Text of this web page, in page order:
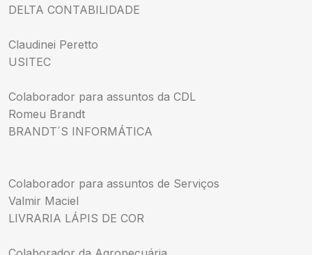
DELTA CONTABILIDADE
Claudinei Peretto
USITEC
Colaborador para assuntos da CDL
Romeu Brandt
BRANDT´S INFORMÁTICA
Colaborador para assuntos de Serviços
Valmir Maciel
LIVRARIA LÁPIS DE COR